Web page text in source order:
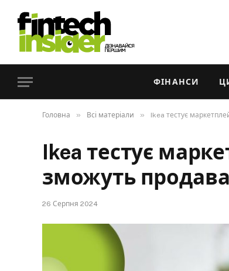
ФІНАНСИ
Головна » Всі матеріали » Ikea тестує
Ikea тестує
зможуть
26 Серпня 2024